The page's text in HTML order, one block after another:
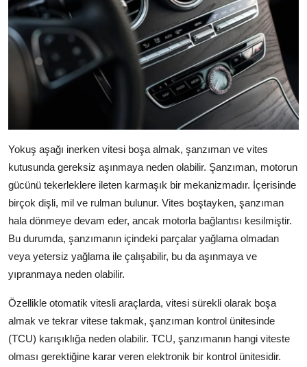
Yokuş aşağı inerken vitesi boşa almak, şanzıman ve vites
kutusunda gereksiz aşınmaya neden olabilir. Şanzıman, motorun
gücünü tekerleklere ileten karmaşık bir mekanizmadır. İçerisinde
birçok dişli, mil ve rulman bulunur. Vites boştayken, şanzıman
hala dönmeye devam eder, ancak motorla bağlantısı kesilmiştir.
Bu durumda, şanzımanın içindeki parçalar yağlama olmadan
veya yetersiz yağlama ile çalışabilir, bu da aşınmaya ve
yıpranmaya neden olabilir.
Özellikle otomatik vitesli araçlarda, vitesi sürekli olarak boşa
almak ve tekrar vitese takmak, şanzıman kontrol ünitesinde
(TCU) karışıklığa neden olabilir. TCU, şanzımanın hangi viteste
olması gerektiğine karar veren elektronik bir kontrol ünitesidir.